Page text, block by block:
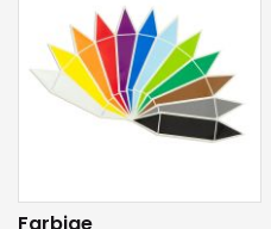
Farbige